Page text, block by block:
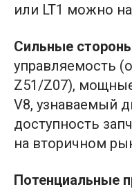
или LT1 можно
Сильные
управляемость
Z51/Z07),
V8, узнаваемый
доступность
на вторичном
Потенциальные